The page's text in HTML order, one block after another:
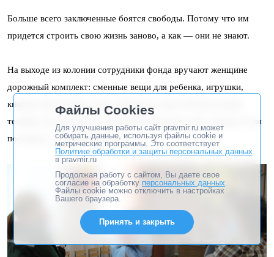
Больше всего заключенные боятся свободы. Потому что им
придется строить свою жизнь заново, а как — они не знают.
На выходе из колонии сотрудники фонда вручают женщине
дорожный комплект: сменные вещи для ребенка, игрушки,
книжки, бутылочки, соски, памперсы, простой кнопочный
телефон. Если ребенок маленький, женщине дают люльку. Если
постарше, то коляску-трость.
Файлы Cookies
Для улучшения работы сайт pravmir.ru может
собирать данные, используя файлы cookie и
метрические программы. Это соответствует
Политике обработки и защиты персональных данных
в pravmir.ru
Продолжая работу с сайтом, Вы даете свое
согласие на обработку персональных данных.
Файлы cookie можно отключить в настройках
Вашего браузера.
Принять и закрыть